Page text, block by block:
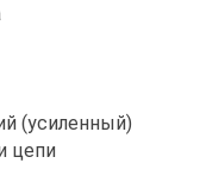
(усиленный)
цепи